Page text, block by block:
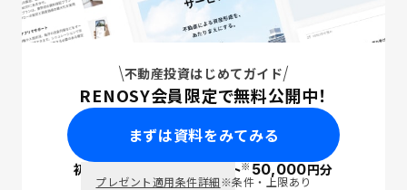
不動産投資はじめてガイド
RENOSY会員限定で無料公開中！
まずは資料をみてみる
初回面談で ポイント※50,000円分
プレゼント適用条件詳細※条件・上限あり